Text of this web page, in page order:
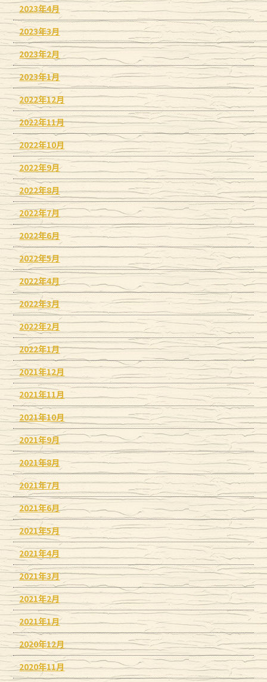
2023年4月
2023年3月
2023年2月
2023年1月
2022年12月
2022年11月
2022年10月
2022年9月
2022年8月
2022年7月
2022年6月
2022年5月
2022年4月
2022年3月
2022年2月
2022年1月
2021年12月
2021年11月
2021年10月
2021年9月
2021年8月
2021年7月
2021年6月
2021年5月
2021年4月
2021年3月
2021年2月
2021年1月
2020年12月
2020年11月